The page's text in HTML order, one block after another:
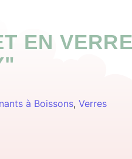
EN
à Boissons, Verres